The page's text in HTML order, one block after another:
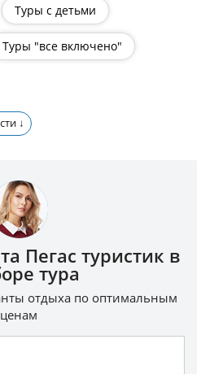
Туры с детьми
Туры "все включено"
↓
Пегас туристик в
тура
отдыха по оптимальным
ценам